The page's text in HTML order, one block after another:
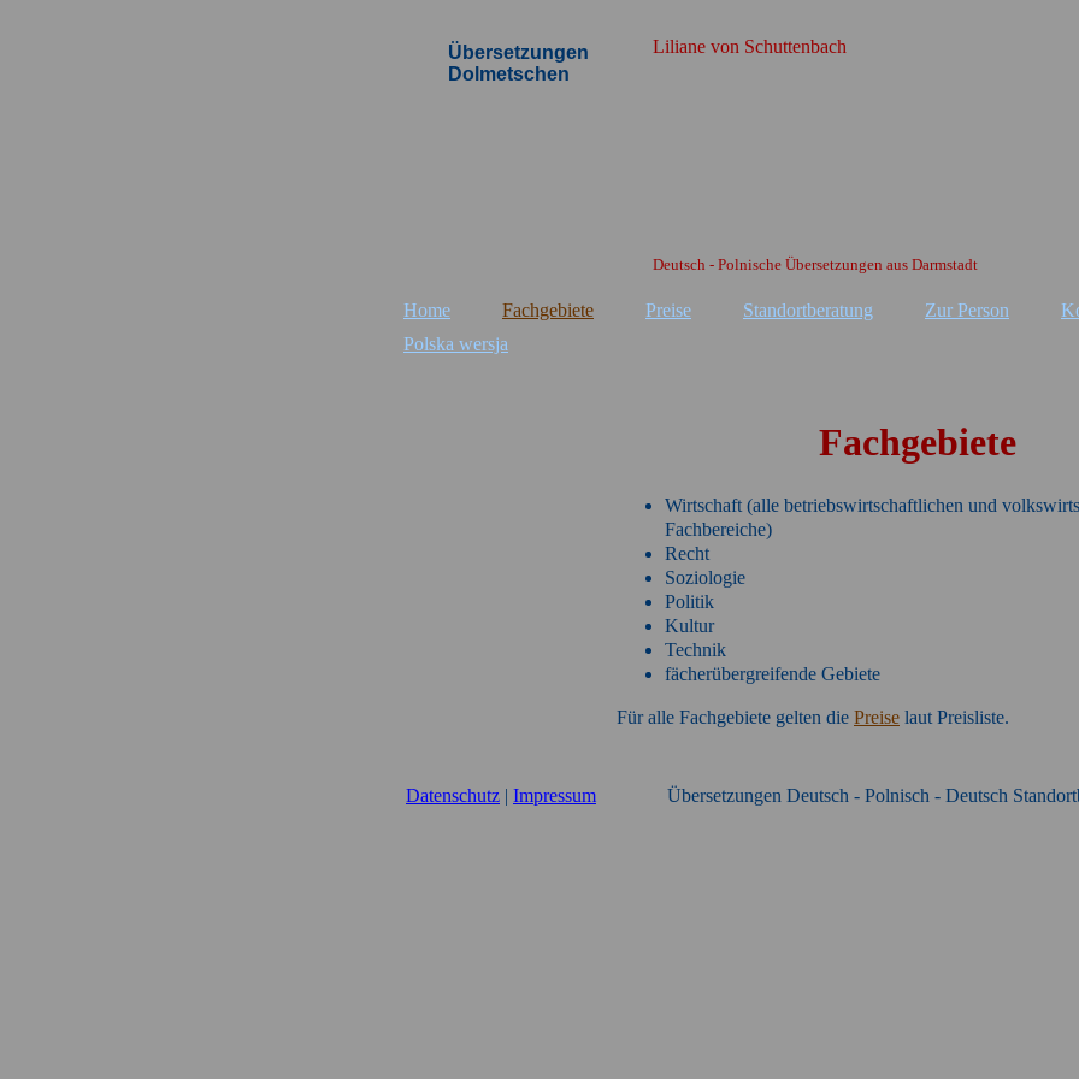
Übersetzungen
Dolmetschen
Liliane von Schuttenbach
Deutsch - Polnische Übersetzungen aus Darmstadt
Home Fachgebiete Preise Standortberatung Zur Person
Polska wersja
Fachgebiete
Wirtschaft (alle betriebswirtschaftlichen und
Fachbereiche)
Recht
Soziologie
Politik
Kultur
Technik
fächerübergreifende Gebiete
Für alle Fachgebiete gelten die Preise laut Preisliste.
Datenschutz | Impressum Übersetzungen Deutsch - Polnisch - Deutsch